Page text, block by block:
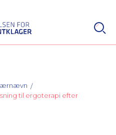
til ergoterapi efter